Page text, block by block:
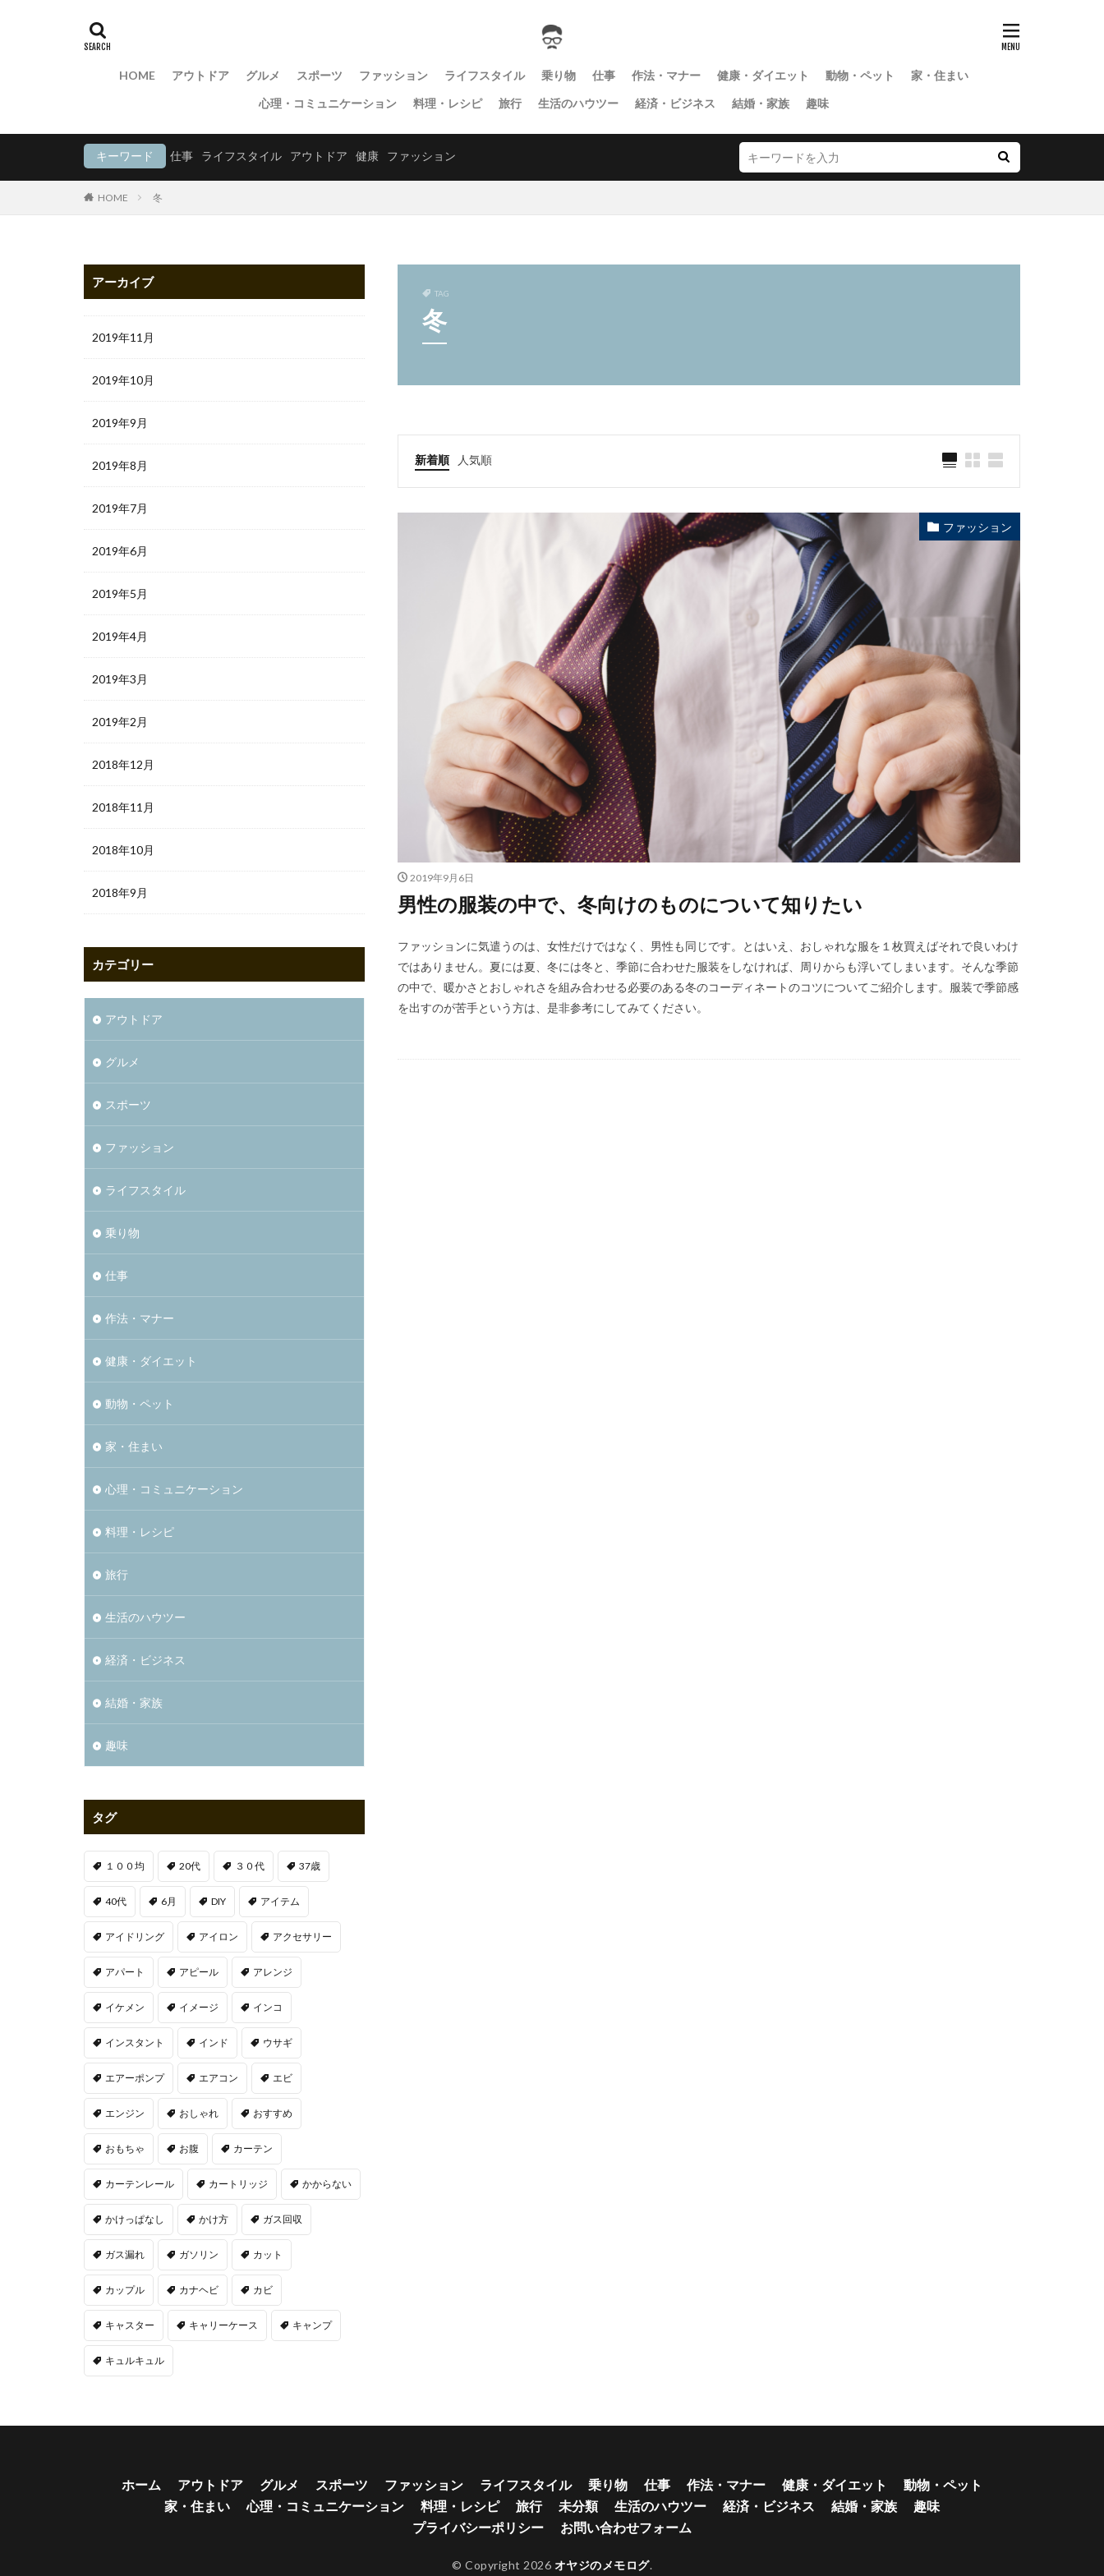
HOME アウトドア グルメ スポーツ ファッション ライフスタイル 乗り物 仕事 作法・マナー 健康・ダイエット 動物・ペット
家・住まい
心理・コミュニケーション
料理・レシピ 旅行 生活のハウツー 経済・ビジネス 結婚・家族 趣味
キーワード 仕事 ライフスタイル アウトドア 健康 ファッション
HOME 冬
TAG
冬
新着順 人気順
ファッション
2019年9月6日
男性の服装の中で、冬向けのものについて知りたい
ファッションに気遣うのは、女性だけではなく、男性も同じです。とはいえ、おしゃれな服を１枚買えばそれで良いわけ
ではありません。夏には夏、冬には冬と、季節に合わせた服装をしなければ、周りからも浮いてしまいます。そんな季節
の中で、暖かさとおしゃれさを組み合わせる必要のある冬のコーディネートのコツについてご紹介します。服装で季節感
を出すのが苦手という方は、是非参考にしてみてください。
アーカイブ
2019年11月
2019年10月
2019年9月
2019年8月
2019年7月
2019年6月
2019年5月
2019年4月
2019年3月
2019年2月
2018年12月
2018年11月
2018年10月
2018年9月
カテゴリー
アウトドア
グルメ
スポーツ
ファッション
ライフスタイル
乗り物
仕事
作法・マナー
健康・ダイエット
動物・ペット
家・住まい
心理・コミュニケーション
料理・レシピ
旅行
生活のハウツー
経済・ビジネス
結婚・家族
趣味
タグ
１００均 20代 ３０代 37歳
40代 6月 DIY アイテム
アイドリング アイロン アクセサリー
アパート アピール アレンジ
イケメン イメージ インコ
インスタント インド ウサギ
エアーポンプ エアコン エビ
エンジン おしゃれ おすすめ
おもちゃ お腹 カーテン
カーテンレール カートリッジ かからない
かけっぱなし かけ方 ガス回収
ガス漏れ ガソリン カット
カップル カナヘビ カビ
キャスター キャリーケース キャンプ
キュルキュル
ホーム アウトドア グルメ スポーツ ファッション ライフスタイル 乗り物 仕事 作法・マナー 健康・ダイエット
動物・ペット
家・住まい
心理・コミュニケーション 料理・レシピ 旅行 未分類 生活のハウツー 経済・ビジネス 結婚・家族
趣味
プライバシーポリシー
お問い合わせフォーム
© Copyright 2026 オヤジのメモログ.